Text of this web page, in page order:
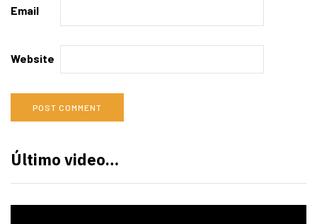
Email
Website
Último video…